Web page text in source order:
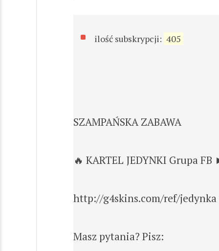
ilość subskrypcji: 405
SZAMPAŃSKA ZABAWA
🔥 KARTEL JEDYNKI Grupa
http://g4skins.com/ref/jedynka
Masz pytania? Pisz: